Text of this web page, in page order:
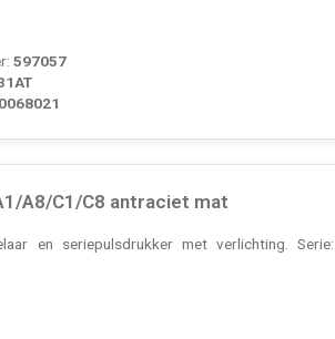
597057
A8/C1/C8 antraciet mat
en seriepulsdrukker met verlichting. Serie: